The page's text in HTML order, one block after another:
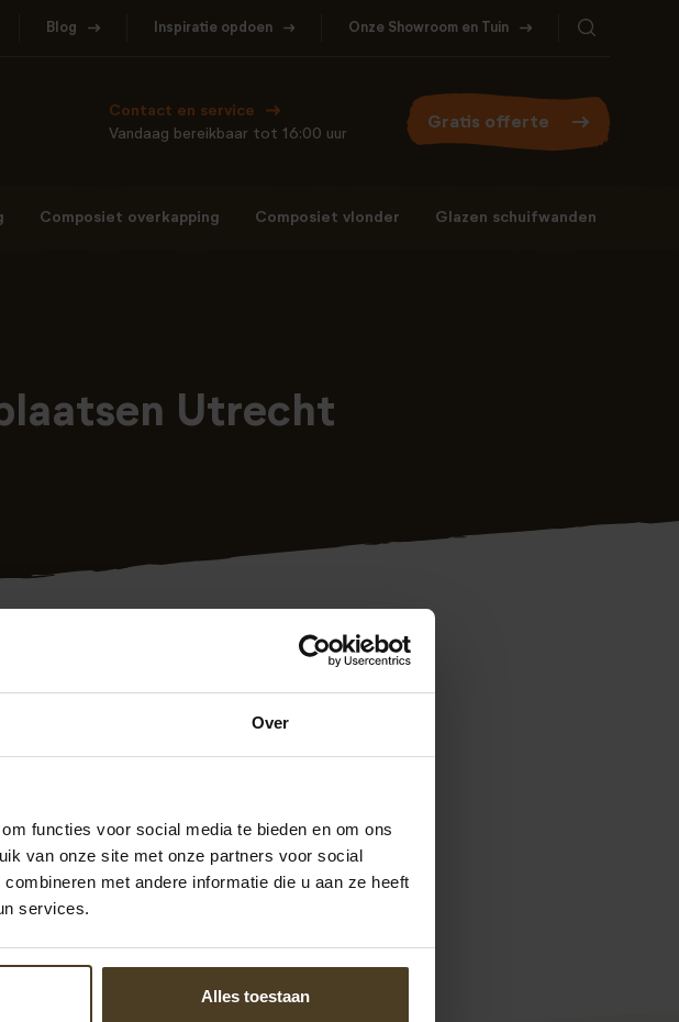
Over
functies voor social media te bieden en om ons
van onze site met onze partners voor social
met andere informatie die u aan ze heeft
services.
Alles toestaan
Blog Inspiratie opdoen Onze Showroom en Tuin
Contact en service
Vandaag bereikbaar tot 16:00 uur
Gratis offerte
Composiet overkapping Composiet vlonder Glazen schuifwanden
Utrecht
en werken we met de juiste
vakkundig de schutting geheel conform
op 077- 206 5000 of via
schutting plaatsenaanvragen. We